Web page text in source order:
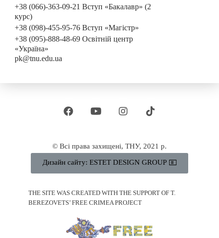
+38 (066)-363-09-21 Вступ «Бакалавр» (2
курс)
+38 (098)-455-95-76 Вступ «Магістр»
+38 (095)-888-48-69 Освітній центр
«Україна»
pk@tnu.edu.ua
© Всі права захищені, ТНУ, 2021 р.
Дизайн сайту: ESTET DESIGN GROUP
THE SITE WAS CREATED WITH THE SUPPORT OF T.
BEREZOVETS’ FREE CRIMEA PROJECT